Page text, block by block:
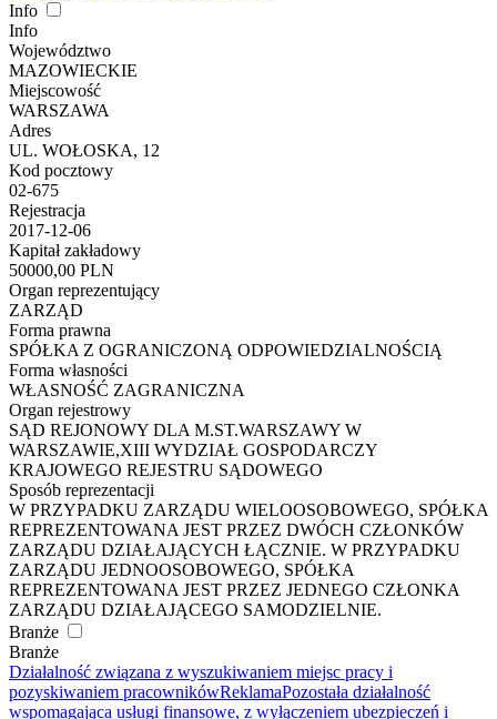
Info
Info
Województwo
MAZOWIECKIE
Miejscowość
WARSZAWA
Adres
UL. WOŁOSKA, 12
Kod pocztowy
02-675
Rejestracja
2017-12-06
Kapitał zakładowy
50000,00 PLN
Organ reprezentujący
ZARZĄD
Forma prawna
SPÓŁKA Z OGRANICZONĄ ODPOWIEDZIALNOŚCIĄ
Forma własności
WŁASNOŚĆ ZAGRANICZNA
Organ rejestrowy
SĄD REJONOWY DLA M.ST.WARSZAWY W
WARSZAWIE,XIII WYDZIAŁ GOSPODARCZY
KRAJOWEGO REJESTRU SĄDOWEGO
Sposób reprezentacji
W PRZYPADKU ZARZĄDU WIELOOSOBOWEGO, SPÓŁKA
REPREZENTOWANA JEST PRZEZ DWÓCH CZŁONKÓW
ZARZĄDU DZIAŁAJĄCYCH ŁĄCZNIE. W PRZYPADKU
ZARZĄDU JEDNOOSOBOWEGO, SPÓŁKA
REPREZENTOWANA JEST PRZEZ JEDNEGO CZŁONKA
ZARZĄDU DZIAŁAJĄCEGO SAMODZIELNIE.
Branże
Branże
Działalność związana z wyszukiwaniem miejsc pracy i
pozyskiwaniem pracownikówReklamaPozostała działalność
wspomagająca usługi finansowe, z wyłączeniem ubezpieczeń i